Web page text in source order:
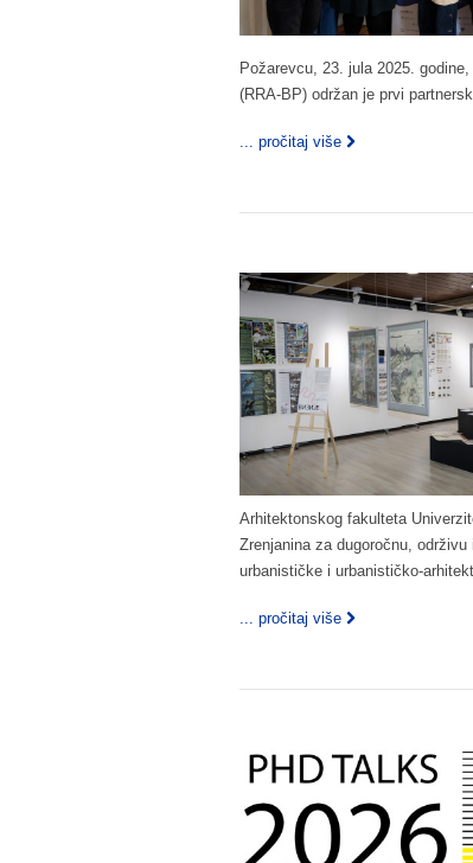
Požarevcu, 23. jula 2025.
(RRA-BP) održan je prvi
... pročitaj više
Arhitektonskog fakulteta
Zrenjanina za dugoročnu,
urbanističke i urbanističko-
... pročitaj više